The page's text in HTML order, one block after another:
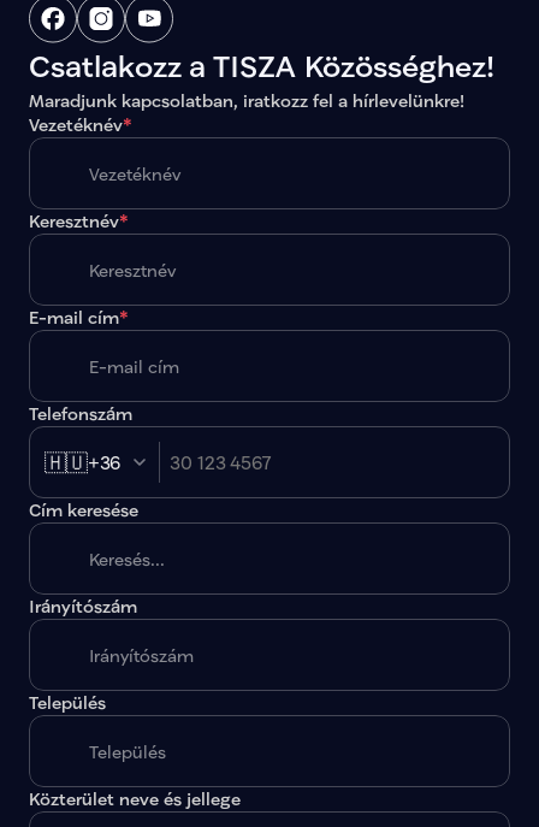
Csatlakozz a TISZA Közösséghez!
Maradjunk kapcsolatban, iratkozz fel a hírlevelünkre!
Vezetéknév*
Keresztnév*
E-mail cím*
Telefonszám
🇭🇺+36
Cím keresése
Irányítószám
Település
Közterület neve és jellege